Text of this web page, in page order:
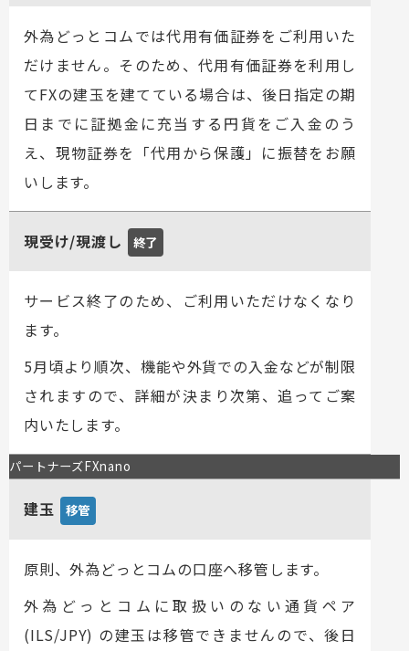
外為どっとコムでは代用有価証券をご利用いた
だけません。そのため、代用有価証券を利用し
てFXの建玉を建てている場合は、後日指定の期
日までに証拠金に充当する円貨をご入金のう
え、現物証券を「代用から保護」に振替をお願
いします。
現受け/現渡し 終了
サービス終了のため、ご利用いただけなくなり
ます。
5月頃より順次、機能や外貨での入金などが制限
されますので、詳細が決まり次第、追ってご案
内いたします。
パートナーズFXnano
建玉 移管
原則、外為どっとコムの口座へ移管します。
外為どっとコムに取扱いのない通貨ペア
(ILS/JPY) の建玉は移管できませんので、後日